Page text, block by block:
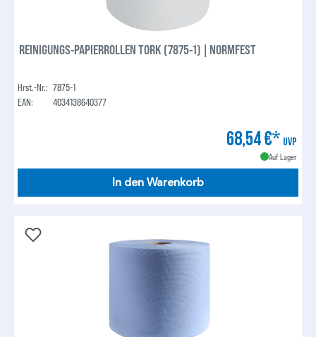
REINIGUNGS-PAPIERROLLEN TORK (7875-1) | NORMFEST
Hrst.-Nr.: 7875-1
EAN:
4034138640377
68,54 €* UVP
Auf Lager
In den Warenkorb